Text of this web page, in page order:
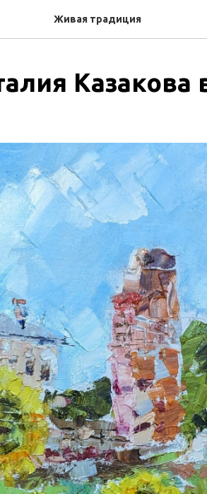
Живая традиция
Казакова